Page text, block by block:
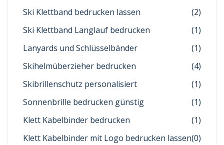
Ski Klettband bedrucken lassen
(2)
Ski Klettband Langlauf bedrucken
(1)
Lanyards und Schlüsselbänder
(1)
Skihelmüberzieher bedrucken
(4)
Skibrillenschutz personalisiert
(1)
Sonnenbrille bedrucken günstig
(1)
Klett Kabelbinder bedrucken
(1)
Klett Kabelbinder mit Logo bedrucken lassen(0)